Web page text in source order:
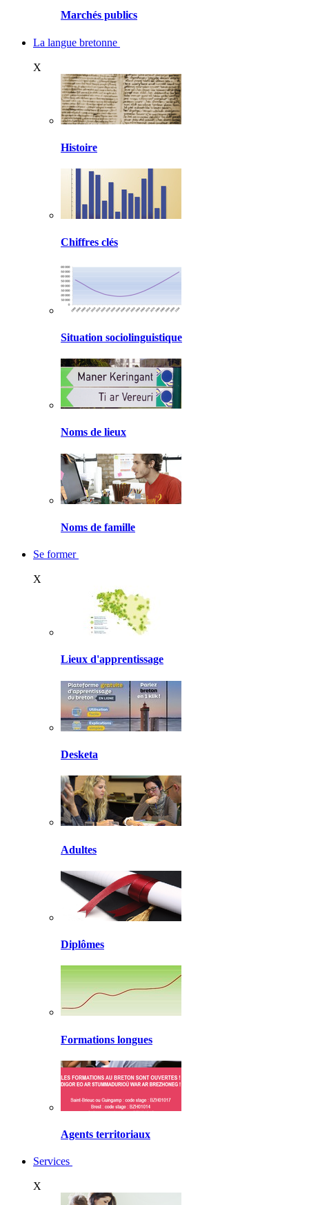
Marchés publics
La langue bretonne
X
Histoire
Chiffres clés
Situation sociolinguistique
Noms de lieux
Noms de famille
Se former
X
Lieux d'apprentissage
Desketa
Adultes
Diplômes
Formations longues
Agents territoriaux
Services
X